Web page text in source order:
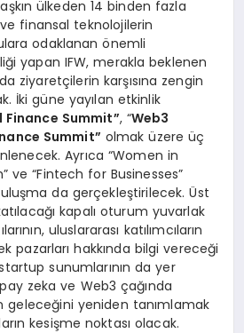
ülkeden 14 binden fazla
ve finansal teknolojilerin
odaklanan önemli
yapan IFW, merakla beklenen
ziyaretçilerin karşısına zengin
İki güne yayılan etkinlik
Summit”, “Web3
Summit” olmak üzere üç
Ayrıca “Women in
ve “Fintech for Businesses”
da gerçekleştirilecek. Üst
kapalı oturum yuvarlak
uluslararası katılımcıların
pazarları hakkında bilgi vereceği
sunumlarının da yer
zeka ve Web3 çağında
geleceğini yeniden tanımlamak
kesişme noktası olacak.